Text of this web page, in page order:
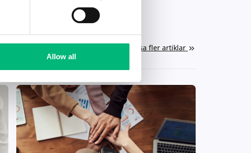
Allow all
Visa fler artiklar